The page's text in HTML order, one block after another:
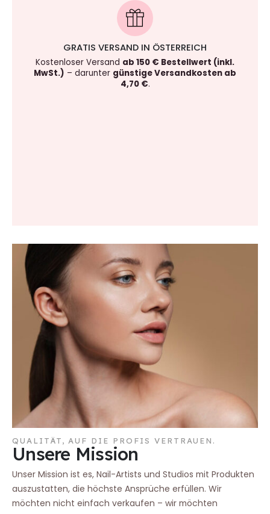
GRATIS VERSAND IN ÖSTERREICH
Kostenloser Versand ab 150 € Bestellwert (inkl.
MwSt.) – darunter günstige Versandkosten ab
4,70 €.
QUALITÄT, AUF DIE PROFIS VERTRAUEN.
Unsere Mission
Unser Mission ist es, Nail-Artists und Studios mit Produkten
auszustatten, die höchste Ansprüche erfüllen. Wir
möchten nicht einfach verkaufen – wir möchten